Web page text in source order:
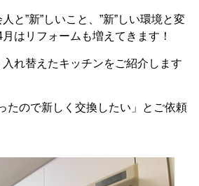
と”新”しいこと、”新”しい環境と変
はリフォームも増えてきます！
れ替えたキッチンをご紹介します
たので新しく交換したい」とご依頼